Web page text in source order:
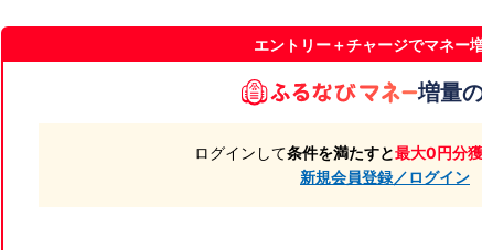
エントリー＋チャージでマネー
増量
ログインして条件を満たすと最大0円分
新規会員登録／ログイン